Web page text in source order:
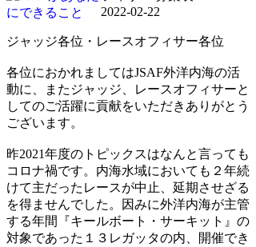
2022-02-22
ジャッジ各位・レースオフィサー各位
各位におかれましてはJSAF外洋内海の活
動に、またジャッジ、レースオフィサーと
してのご活躍に貢献をいただきありがとう
ございます。
昨2021年度のトピックスはなんと言っても
コロナ禍です。内海水域においても２年続
けて主だったレースが中止、延期させざる
を得ませんでした。因みに外洋内海が主管
する年間『キールボート・サーキット』の
対象であった１３レガッタの内、開催でき